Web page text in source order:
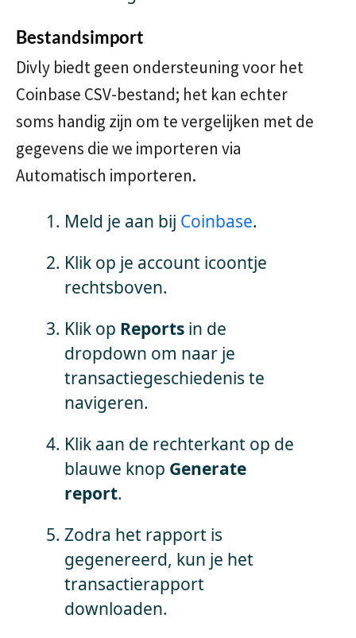
Bestandsimport
Divly biedt geen ondersteuning voor het
Coinbase CSV-bestand; het kan echter
soms handig zijn om te vergelijken met de
gegevens die we importeren via
Automatisch importeren.
Meld je aan bij Coinbase.
Klik op je account icoontje
rechtsboven.
Klik op Reports in de
dropdown om naar je
transactiegeschiedenis te
navigeren.
Klik aan de rechterkant op de
blauwe knop Generate
report.
Zodra het rapport is
gegenereerd, kun je het
transactierapport
downloaden.